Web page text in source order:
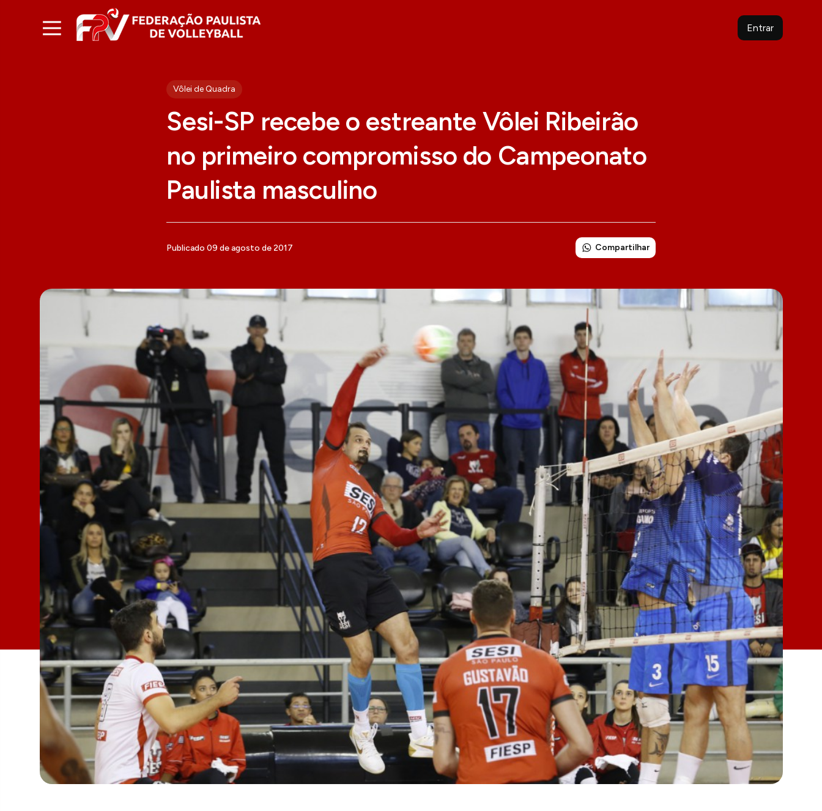
Entrar
Vôlei de Quadra
Sesi-SP recebe o estreante Vôlei Ribeirão
no primeiro compromisso do Campeonato
Paulista masculino
Publicado 09 de agosto de 2017 Compartilhar